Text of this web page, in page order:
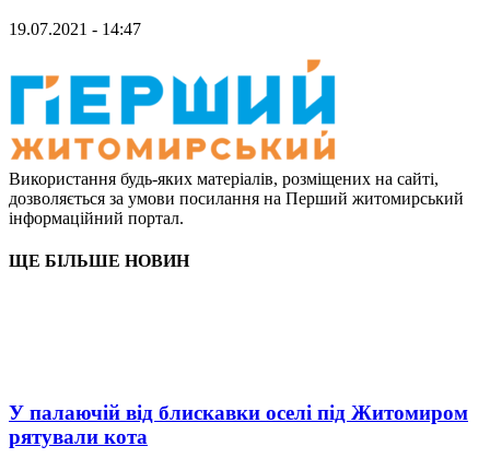
19.07.2021 - 14:47
Використання будь-яких матеріалів, розміщених на сайті,
дозволяється за умови посилання на Перший житомирський
інформаційний портал.
ЩЕ БІЛЬШЕ НОВИН
У палаючій від блискавки оселі під Житомиром
рятували кота